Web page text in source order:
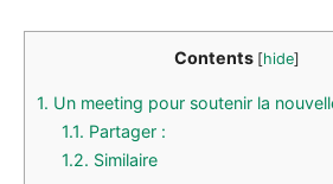
Contents [hide]
1. Un meeting pour soutenir la
1.1. Partager :
1.2. Similaire